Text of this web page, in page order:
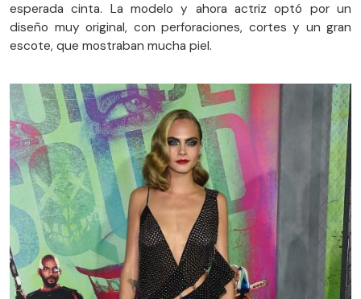
esperada cinta. La modelo y ahora actriz optó por un
diseño muy original, con perforaciones, cortes y un gran
escote, que mostraban mucha piel.